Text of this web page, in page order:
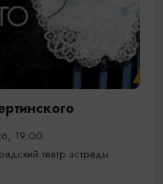
19:00
театр эстрады